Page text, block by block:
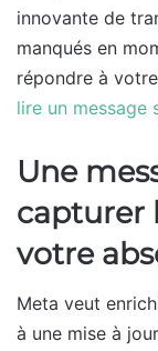
innovante de
manqués en
répondre à
lire un message
Une
capturer
votre
Meta veut
à une mise à